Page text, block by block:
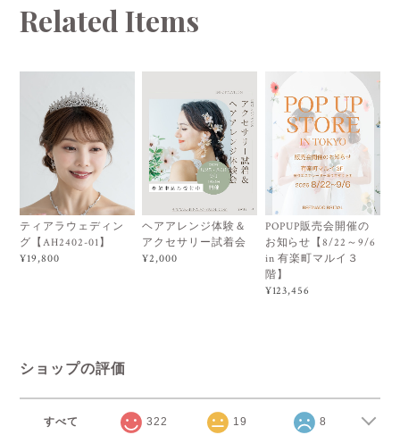
Related Items
ティアラウェディン
グ【AH2402-01】
¥19,800
ヘアアレンジ体験＆
アクセサリー試着会
¥2,000
POPUP販売会開催の
お知らせ【8/22～9/6
in 有楽町マルイ３
階】
¥123,456
ショップの評価
すべて 322 19 8